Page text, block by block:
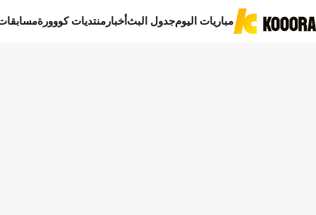
مباريات اليومجدول البثأخبار منتديات كووورة